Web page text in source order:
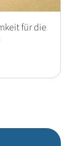
für die